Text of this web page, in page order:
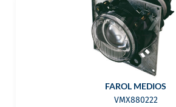
FAROL MEDIOS
VMX880222